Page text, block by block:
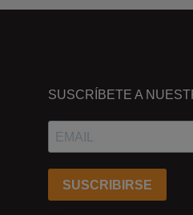
ESTAMOS
Passeig
dels
Ferrocarrils
Catalans
178,
SUSCRÍBETE A
SUSCRIBIRSE